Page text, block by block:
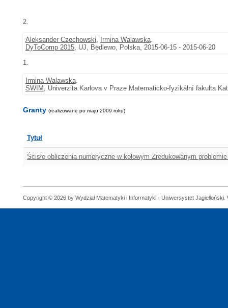
2.
Aleksander Czechowski, Irmina Walawska.
DyToComp 2015, UJ, Będlewo, Polska, 2015-06-15 - 2015-06-20
1.
Irmina Walawska.
SWIM , Univerzita Karlova v Praze Matematicko-fyzikální fakulta
Granty (realizowane po maju 2009 roku)
Tytuł
Ścisłe obliczenia numeryczne w kołowym Zredukowanym problemie
Copyright © 2026 by Wydział Matematyki i Informatyki - Uniwersystet